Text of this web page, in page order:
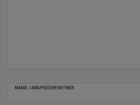
NAME / ANSPRECHPARTNER